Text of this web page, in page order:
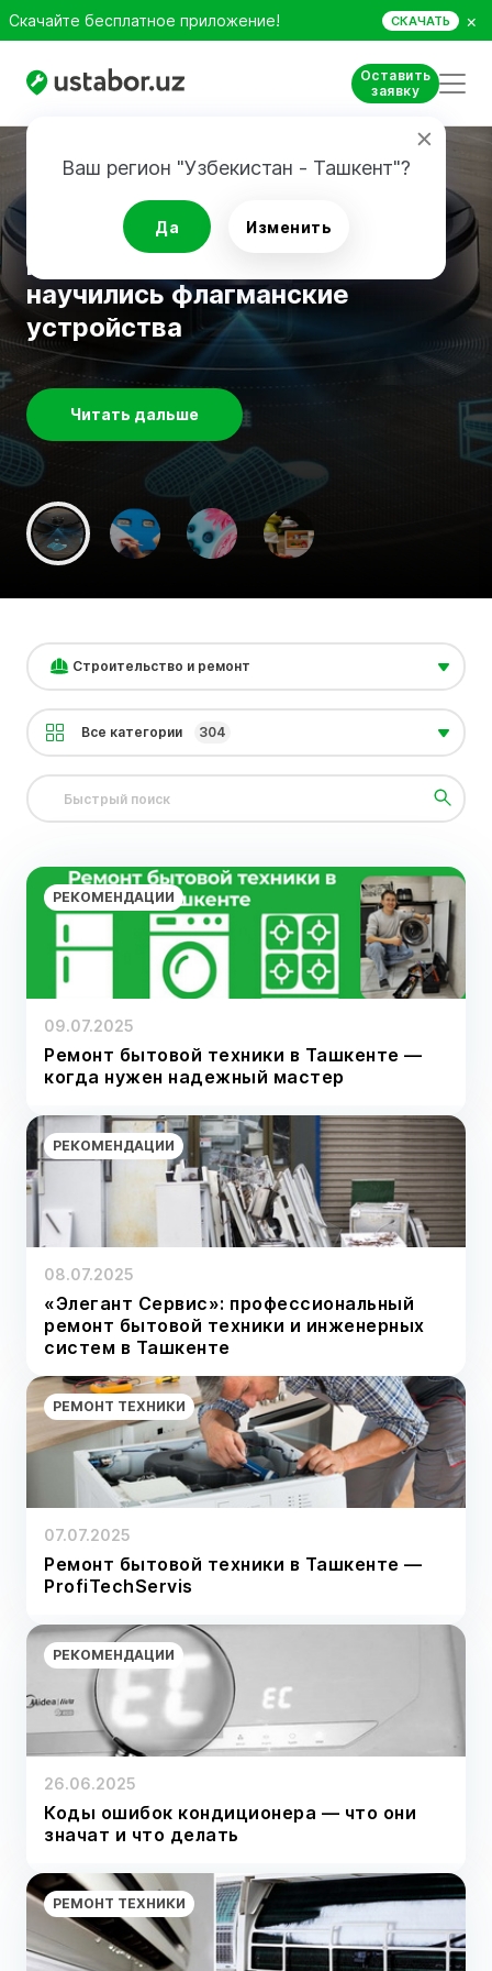
Скачайте бесплатное приложение! СКАЧАТЬ ×
Оставить
заявку
Ваш регион "Узбекистан - Ташкент"?
Да Изменить
Обзоры техники
ТОП самых полезных функций
роботов-пылесосов: чему еще
научились флагманские
устройства
Читать дальше
Строительство и ремонт
Все категории 304
РЕКОМЕНДАЦИИ
09.07.2025
Ремонт бытовой техники в Ташкенте —
когда нужен надежный мастер
РЕКОМЕНДАЦИИ
08.07.2025
«Элегант Сервис»: профессиональный
ремонт бытовой техники и инженерных
систем в Ташкенте
РЕМОНТ ТЕХНИКИ
07.07.2025
Ремонт бытовой техники в Ташкенте —
ProfiTechServis
РЕКОМЕНДАЦИИ
26.06.2025
Коды ошибок кондиционера — что они
значат и что делать
РЕМОНТ ТЕХНИКИ